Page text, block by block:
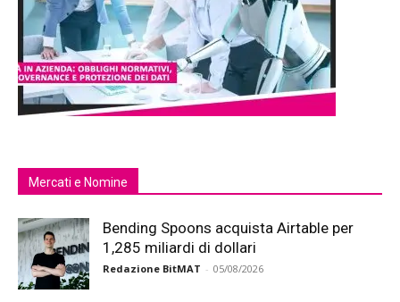
Mercati e Nomine
Bending Spoons acquista Airtable per
1,285 miliardi di dollari
Redazione BitMAT - 05/08/2026